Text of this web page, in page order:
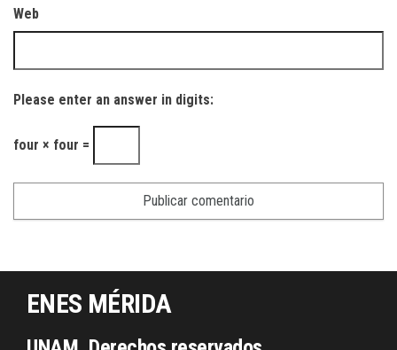
Web
Please enter an answer in digits:
four × four =
ENES MÉRIDA